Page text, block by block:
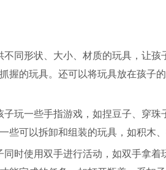
不同形状、大小、材质的玩具，让
握的玩具。还可以将玩具放在孩子
子玩一些手指游戏，如捏豆子、穿
些可以拆卸和组装的玩具，如积木
同时使用双手进行活动，如双手拿